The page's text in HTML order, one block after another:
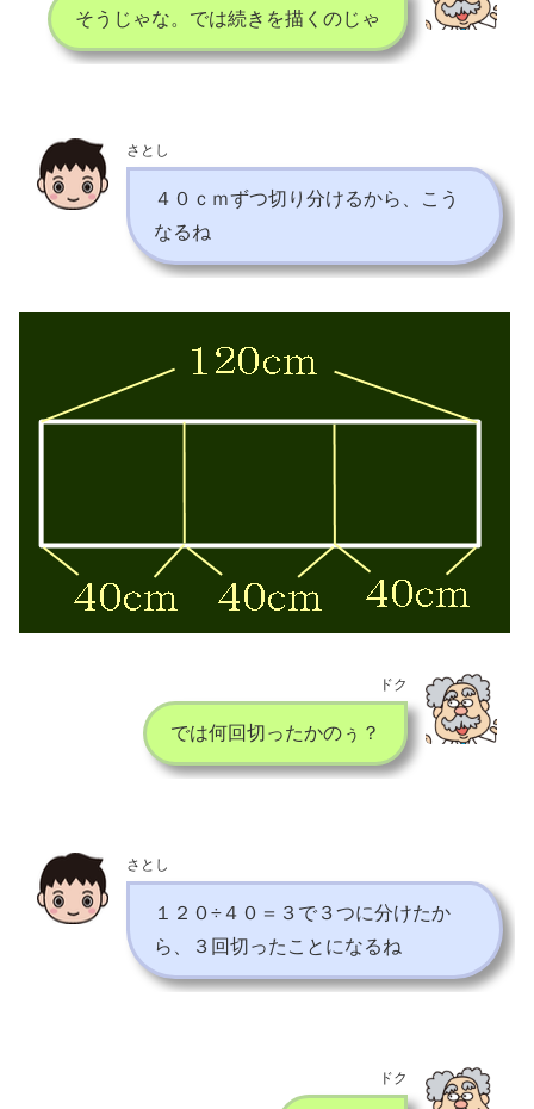
そうじゃな。では続きを描くのじゃ
さとし
４０ｃｍずつ切り分けるから、こう
なるね
ドク
では何回切ったかのぅ？
さとし
１２０÷４０＝３で３つに分けたか
ら、３回切ったことになるね
ドク